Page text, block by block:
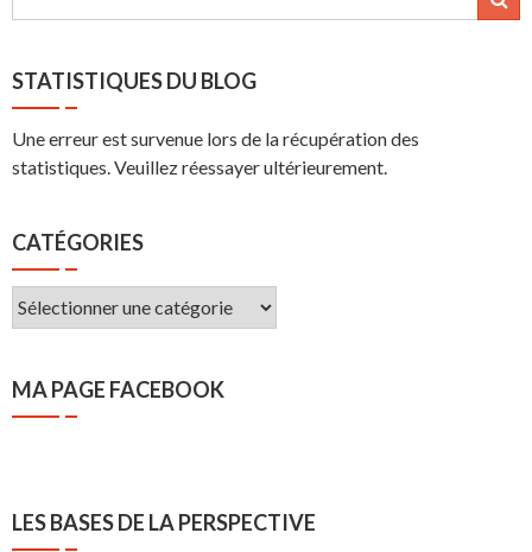
STATISTIQUES DU BLOG
Une erreur est survenue lors de la récupération des
statistiques. Veuillez réessayer ultérieurement.
CATÉGORIES
Catégories
MA PAGE FACEBOOK
LES BASES DE LA PERSPECTIVE